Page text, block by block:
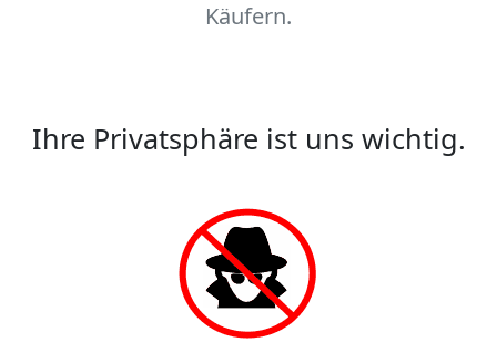
Käufern.
Ihre Privatsphäre ist uns wichtig.